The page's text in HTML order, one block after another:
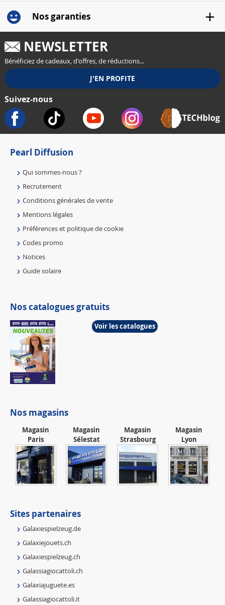
Nos garanties
NEWSLETTER
Bénéficiez de cadeaux, d'offres, de réductions...
Suivez-nous
Pearl Diffusion
Qui sommes-nous ?
Recrutement
Conditions générales de vente
Mentions légales
Préférences et politique de cookie
Codes promo
Notices
Guide solaire
Nos catalogues gratuits
Voir les catalogues
Nos magasins
Magasin
Paris
Magasin
Sélestat
Magasin
Strasbourg
Magasin
Lyon
Sites partenaires
Galaxiespielzeug.de
Galaxiejouets.ch
Galaxiespielzeug.ch
Galassiagiocattoli.ch
Galaxiajuguete.es
Galassiagiocattoli.it